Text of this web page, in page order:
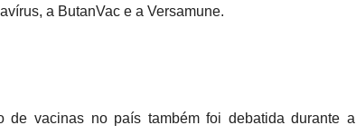
a ButanVac e a Versamune.
de vacinas no país também foi debatida durante a